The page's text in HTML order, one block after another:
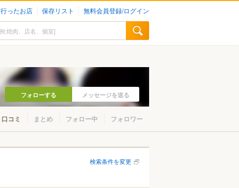
行ったお店 保存リスト 無料会員登録/ログイン
フォローする メッセージを送る
口コミ まとめ フォロー中 フォロワー
検索条件を変更